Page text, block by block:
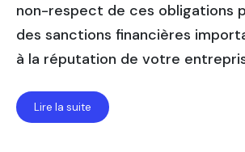
non-respect de ces obligations
des sanctions financières
à la réputation de votre
Lire la suite